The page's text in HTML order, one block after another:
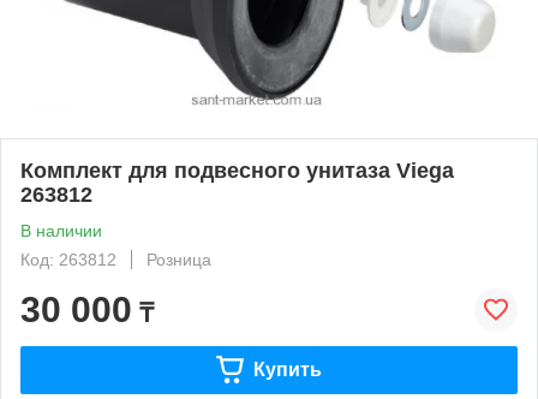
Комплект для подвесного унитаза Viega
263812
В наличии
Код: 263812
Розница
30 000 ₸
Купить